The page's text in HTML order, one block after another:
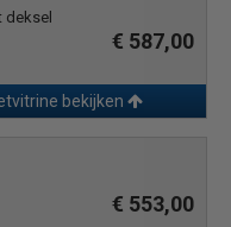
deksel
€ 587,00
bekijken
€ 553,00